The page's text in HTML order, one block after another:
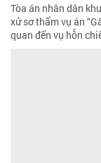
Tòa án nhân dân
xử sơ thẩm vụ án
quan đến vụ hỗn